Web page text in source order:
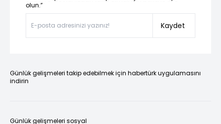
olun.”
Kaydet
Günlük gelişmeleri takip edebilmek için habertürk uygulamasını
indirin
Günlük gelişmeleri sosyal